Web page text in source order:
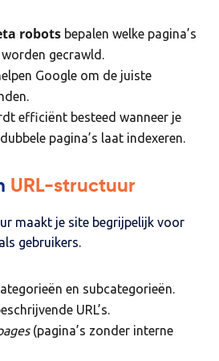
robots bepalen welke pagina’s
gecrawld.
Google om de juiste
efficiënt besteed wanneer je
pagina’s laat indexeren.
URL-structuur
maakt je site begrijpelijk voor
gebruikers.
en subcategorieën.
URL’s.
(pagina’s zonder interne